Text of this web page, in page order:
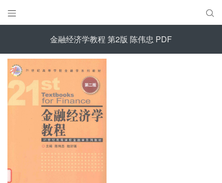
 
金融经济学教程 第2版 陈伟忠 PDF